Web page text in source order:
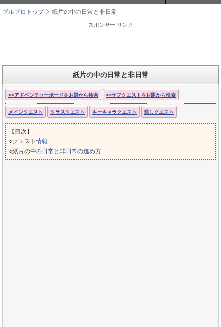
ブルプロトップ 紙片の中の日常と非日常
スポンサー リンク
紙片の中の日常と非日常
>>アドベンチャーボードをお題から検索 >>サブクエストをお題から検索
メインクエスト クラスクエスト キーキャラクエスト 隠しクエスト
【目次】
○クエスト情報
○紙片の中の日常と非日常の進め方